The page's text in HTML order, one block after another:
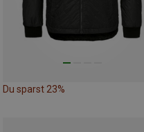
Du sparst 23%